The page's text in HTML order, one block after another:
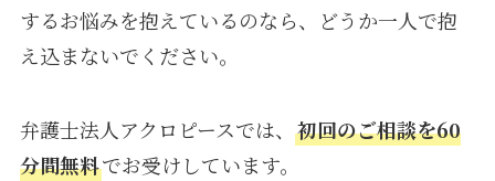
するお悩みを抱えているのなら、どうか一人で抱
え込まないでください。
弁護士法人アクロピースでは、 初回のご相談を60
分間無料でお受けしています。